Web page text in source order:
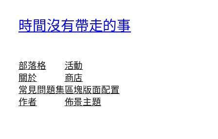
時間沒有帶走的事
部落格
關於
常見問題集
作者
活動
商店
區塊版面配置
佈景主題